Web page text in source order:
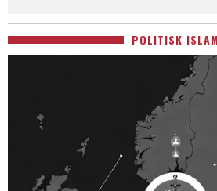
POLITISK